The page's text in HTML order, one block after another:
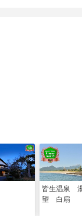
皆生温泉
望 白扇